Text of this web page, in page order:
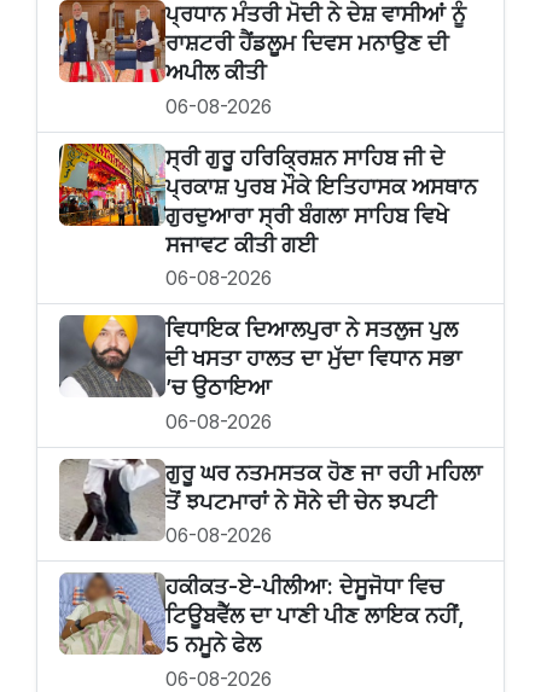
ਪ੍ਰਧਾਨ ਮੰਤਰੀ ਮੋਦੀ ਨੇ ਦੇਸ਼ ਵਾਸੀਆਂ ਨੂੰ
ਰਾਸ਼ਟਰੀ ਹੈਂਡਲੂਮ ਦਿਵਸ ਮਨਾਉਣ ਦੀ
ਅਪੀਲ ਕੀਤੀ
06-08-2026
ਸ੍ਰੀ ਗੁਰੂ ਹਰਿਕ੍ਰਿਸ਼ਨ ਸਾਹਿਬ ਜੀ ਦੇ
ਪ੍ਰਕਾਸ਼ ਪੁਰਬ ਮੌਕੇ ਇਤਿਹਾਸਕ ਅਸਥਾਨ
ਗੁਰਦੁਆਰਾ ਸ੍ਰੀ ਬੰਗਲਾ ਸਾਹਿਬ ਵਿਖੇ
ਸਜਾਵਟ ਕੀਤੀ ਗਈ
06-08-2026
ਵਿਧਾਇਕ ਦਿਆਲਪੁਰਾ ਨੇ ਸਤਲੁਜ ਪੁਲ
ਦੀ ਖਸਤਾ ਹਾਲਤ ਦਾ ਮੁੱਦਾ ਵਿਧਾਨ ਸਭਾ
’ਚ ਉਠਾਇਆ
06-08-2026
ਗੁਰੂ ਘਰ ਨਤਮਸਤਕ ਹੋਣ ਜਾ ਰਹੀ ਮਹਿਲਾ
ਤੋਂ ਝਪਟਮਾਰਾਂ ਨੇ ਸੋਨੇ ਦੀ ਚੇਨ ਝਪਟੀ
06-08-2026
ਹਕੀਕਤ-ਏ-ਪੀਲੀਆ: ਦੇਸੂਜੋਧਾ ਵਿਚ
ਟਿਊਬਵੈੱਲ ਦਾ ਪਾਣੀ ਪੀਣ ਲਾਇਕ ਨਹੀਂ,
5 ਨਮੂਨੇ ਫੇਲ
06-08-2026